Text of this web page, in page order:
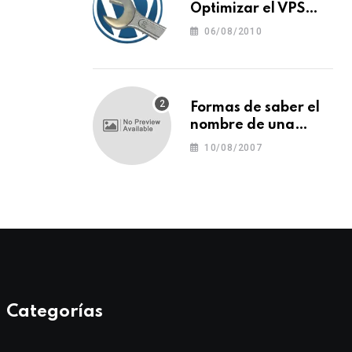
Optimizar el VPS
para WordPress
06/08/2010
Formas de saber el
nombre de una
tipografía (o una
10/08/2007
Categorías